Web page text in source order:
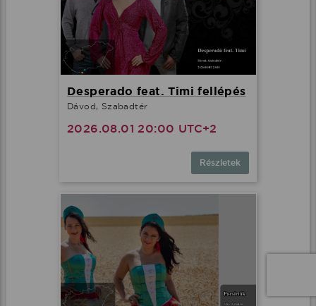
Desperado feat. Timi fellépés
Dávod, Szabadtér
2026.08.01 20:00 UTC+2
Részletek